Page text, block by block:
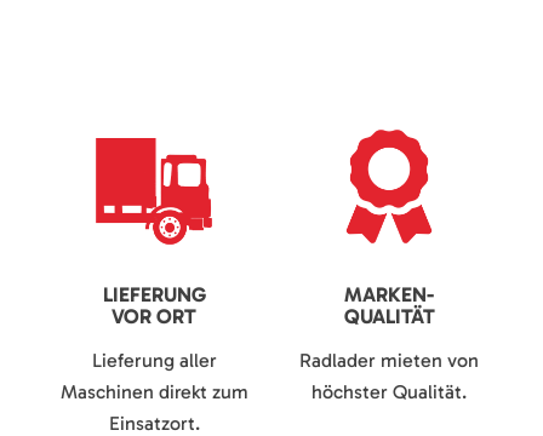
LIEFERUNG
VOR ORT
Lieferung aller
Maschinen direkt zum
Einsatzort.
MARKEN-
QUALITÄT
Radlader mieten von
höchster Qualität.